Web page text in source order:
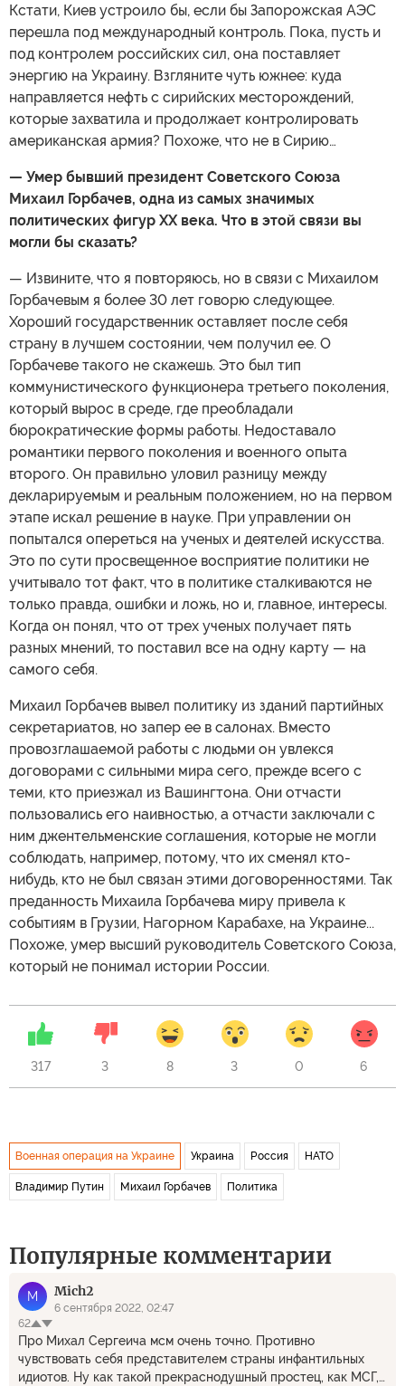
Кстати, Киев устроило бы, если бы Запорожская АЭС
перешла под международный контроль. Пока, пусть и
под контролем российских сил, она поставляет
энергию на Украину. Взгляните чуть южнее: куда
направляется нефть с сирийских месторождений,
которые захватила и продолжает контролировать
американская армия? Похоже, что не в Сирию…
— Умер бывший президент Советского Союза
Михаил Горбачев, одна из самых значимых
политических фигур ХХ века. Что в этой связи вы
могли бы сказать?
— Извините, что я повторяюсь, но в связи с Михаилом
Горбачевым я более 30 лет говорю следующее.
Хороший государственник оставляет после себя
страну в лучшем состоянии, чем получил ее. О
Горбачеве такого не скажешь. Это был тип
коммунистического функционера третьего поколения,
который вырос в среде, где преобладали
бюрократические формы работы. Недоставало
романтики первого поколения и военного опыта
второго. Он правильно уловил разницу между
декларируемым и реальным положением, но на первом
этапе искал решение в науке. При управлении он
попытался опереться на ученых и деятелей искусства.
Это по сути просвещенное восприятие политики не
учитывало тот факт, что в политике сталкиваются не
только правда, ошибки и ложь, но и, главное, интересы.
Когда он понял, что от трех ученых получает пять
разных мнений, то поставил все на одну карту — на
самого себя.
Михаил Горбачев вывел политику из зданий партийных
секретариатов, но запер ее в салонах. Вместо
провозглашаемой работы с людьми он увлекся
договорами с сильными мира сего, прежде всего с
теми, кто приезжал из Вашингтона. Они отчасти
пользовались его наивностью, а отчасти заключали с
ним джентельменские соглашения, которые не могли
соблюдать, например, потому, что их сменял кто-
нибудь, кто не был связан этими договоренностями. Так
преданность Михаила Горбачева миру привела к
событиям в Грузии, Нагорном Карабахе, на Украине...
Похоже, умер высший руководитель Советского Союза,
который не понимал истории России.
317 3 8 3 0 6
Военная операция на Украине Украина Россия НАТО
Владимир Путин Михаил Горбачев Политика
Популярные комментарии
M Mich2
6 сентября 2022, 02:47
62
Про Михал Сергеича мсм очень точно. Противно
чувствовать себя представителем страны инфантильных
идиотов. Ну как такой прекраснодушный простец, как МСГ,